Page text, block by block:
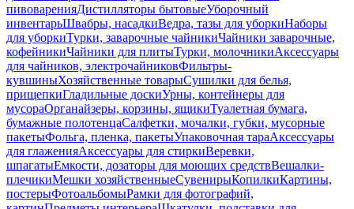
пивоваренияДистилляторы бытовыеУборочный
инвентарьШвабры, насадкиВедра, тазы для уборкиНаборы
для уборкиТурки, заварочные чайникиЧайники заварочные,
кофейникиЧайники для плитыТурки, молочникиАксессуары
для чайников, электрочайниковФильтры-
кувшиныХозяйственные товарыСушилки для белья,
прищепкиГладильные доскиУрны, контейнеры для
мусораОрганайзеры, корзины, ящикиТуалетная бумага,
бумажные полотенцаСалфетки, мочалки, губки, мусорные
пакетыФольга, пленка, пакетыУпаковочная тараАксессуары
для глаженияАксессуары для стиркиВеревки,
шпагатыЕмкости, дозаторы для моющих средствВешалки-
плечикиМешки хозяйственныеСувенирыКопилкиКартины,
постерыФотоальбомыРамки для фотографий,